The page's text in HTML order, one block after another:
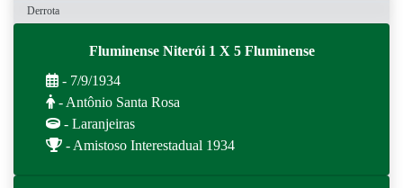
Derrota
Fluminense Niterói 1 X 5 Fluminense
- 7/9/1934
- Antônio Santa Rosa
- Laranjeiras
- Amistoso Interestadual 1934